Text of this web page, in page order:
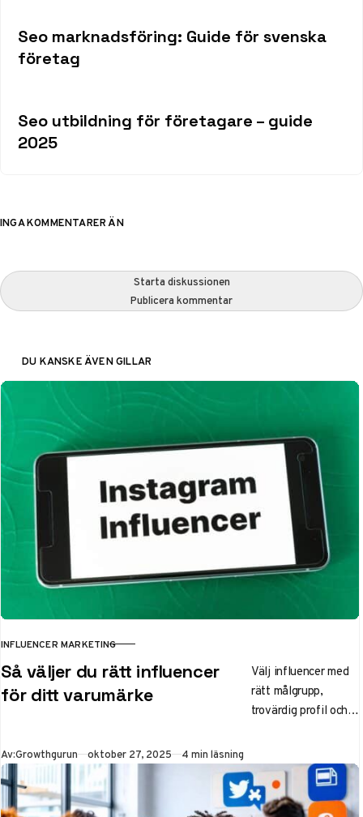
Seo marknadsföring: Guide för svenska
företag
Seo utbildning för företagare – guide
2025
INGA KOMMENTARER ÄN
Starta diskussionen
Publicera kommentar
DU KANSKE ÄVEN GILLAR
KATEGORI
INFLUENCER MARKETING
Så väljer du rätt influencer
för ditt varumärke
Välj influencer med
rätt målgrupp,
trovärdig profil och
marknadsföring och
starkare varumärke
2025.
Av:Growthgurun Publicerad
oktober 27, 2025 4 min läsning